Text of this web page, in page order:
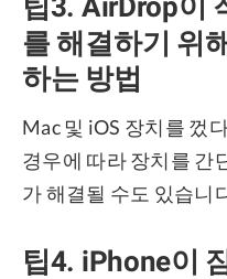
를 해결하기 위
하는 방법
Mac 및 iOS 장치를 껐
경우에 따라 장치를 간
가 해결될 수도 있습니
팁4. iPhone이